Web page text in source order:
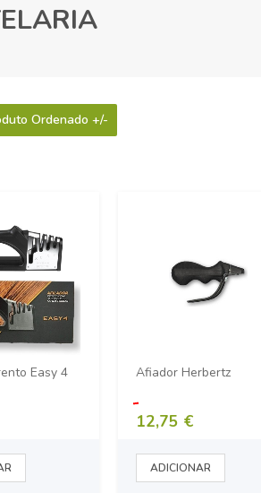
Ordenado +/-
Easy 4 Afiador Herbertz
12,75 €